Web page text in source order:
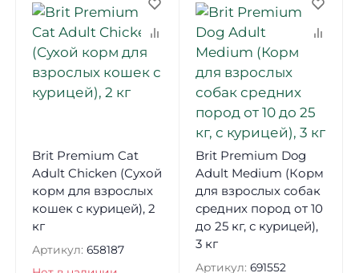
Brit Premium Cat
Adult Chicken (Сухой
корм для взрослых
кошек с курицей), 2
кг
Артикул: 658187
Brit Premium Dog
Adult Medium (Корм
для взрослых собак
средних пород от 10
до 25 кг, с курицей),
3 кг
Артикул: 691552